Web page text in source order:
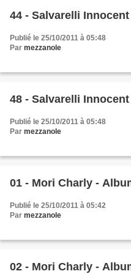
44 - Salvarelli Innocent
Publié le 25/10/2011 à 05:48
Par mezzanole
48 - Salvarelli Innocent
Publié le 25/10/2011 à 05:48
Par mezzanole
01 - Mori Charly -
Publié le 25/10/2011 à 05:42
Par mezzanole
02 - Mori Charly -